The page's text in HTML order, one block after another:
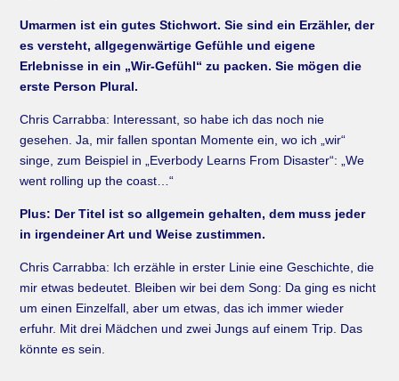
Umarmen ist ein gutes Stichwort. Sie sind ein Erzähler, der
es versteht, allgegenwärtige Gefühle und eigene
Erlebnisse in ein „Wir-Gefühl“ zu packen. Sie mögen die
erste Person Plural.
Chris Carrabba: Interessant, so habe ich das noch nie
gesehen. Ja, mir fallen spontan Momente ein, wo ich „wir“
singe, zum Beispiel in „Everbody Learns From Disaster“: „We
went rolling up the coast…“
Plus: Der Titel ist so allgemein gehalten, dem muss jeder
in irgendeiner Art und Weise zustimmen.
Chris Carrabba: Ich erzähle in erster Linie eine Geschichte, die
mir etwas bedeutet. Bleiben wir bei dem Song: Da ging es nicht
um einen Einzelfall, aber um etwas, das ich immer wieder
erfuhr. Mit drei Mädchen und zwei Jungs auf einem Trip. Das
könnte es sein.